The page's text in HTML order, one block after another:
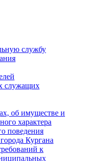
службу
служащих
об имуществе и
характера
поведения
Кургана
к